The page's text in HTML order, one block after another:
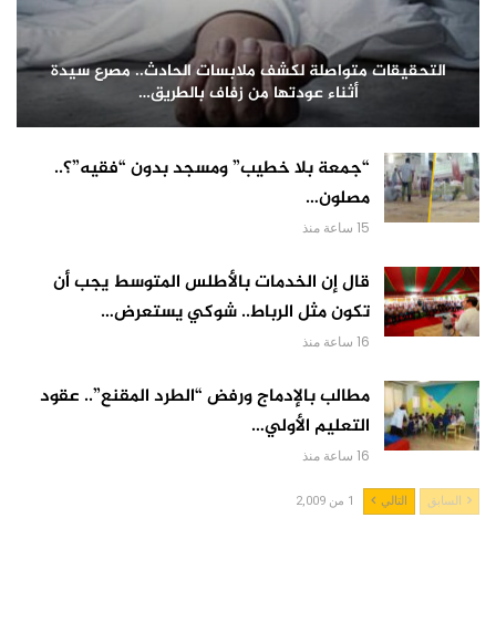
التحقيقات متواصلة لكشف ملابسات الحادث.. مصرع سيدة
أثناء عودتها من زفاف بالطريق…
“جمعة بلا خطيب” ومسجد بدون “فقيه”؟..
مصلون…
15 ساعة منذ
قال إن الخدمات بالأطلس المتوسط يجب أن
تكون مثل الرباط.. شوكي يستعرض…
16 ساعة منذ
مطالب بالإدماج ورفض “الطرد المقنع”.. عقود
التعليم الأولي…
16 ساعة منذ
السابق التالي 1 من 2,009